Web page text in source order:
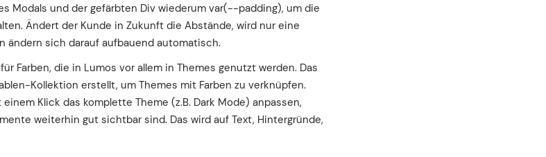
Modals und der gefärbten Div wiederum var(--padding), um die
Ändert der Kunde in Zukunft die Abstände, wird nur eine
ändern sich darauf aufbauend automatisch.
Farben, die in Lumos vor allem in Themes genutzt werden. Das
Kollektion erstellt, um Themes mit Farben zu verknüpfen.
Klick das komplette Theme (z.B. Dark Mode) anpassen,
weiterhin gut sichtbar sind. Das wird auf Text, Hintergründe,